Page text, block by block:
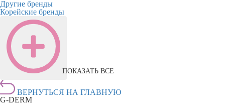
Другие бренды
Корейские бренды
ПОКАЗАТЬ ВСЕ
ВЕРНУТЬСЯ НА ГЛАВНУЮ
G-DERM